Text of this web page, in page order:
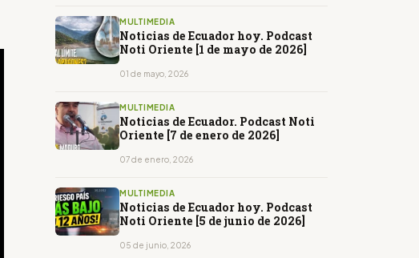
MULTIMEDIA
Noticias de Ecuador hoy. Podcast
Noti Oriente [1 de mayo de 2026]
01 de mayo, 2026
MULTIMEDIA
Noticias de Ecuador. Podcast Noti
Oriente [7 de enero de 2026]
07 de enero, 2026
MULTIMEDIA
Noticias de Ecuador hoy. Podcast
Noti Oriente [5 de junio de 2026]
05 de junio, 2026